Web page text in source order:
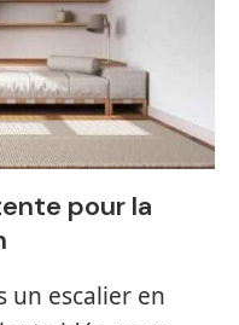
pour la
un escalier en